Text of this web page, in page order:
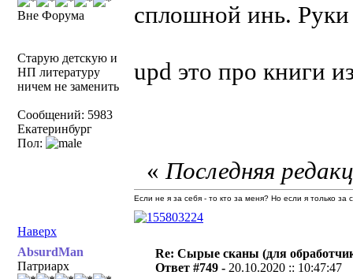
Вне Форума
Старую детскую и
НП литературу
ничем не заменить
Сообщений: 5983
Екатеринбург
Пол:
сплошной инь. Руки
upd это про книги
Наверх
«Последняя
Если не я за себя - то кто за меня? Но если я только
AbsurdMan
Патриарх
Re: Сырые сканы (для
Ответ #749 - 20.10.2020 :: 10:47:47